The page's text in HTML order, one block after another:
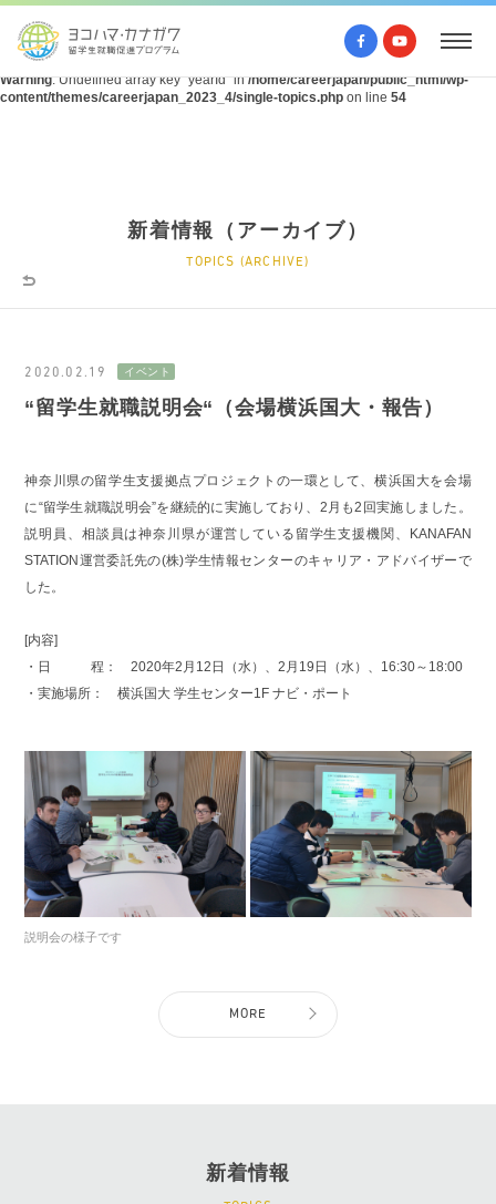
Warning: Undefined array key "query" in
/home/careerjapan/public_html/wp-
content/themes/careerjapan_2023_4/single-topics.php on line 53
Warning: Undefined array key "yearId" in/home/careerjapan/public_html/wp-
content/themes/careerjapan_2023_4/single-topics.php on line 54
新着情報（アーカイブ）
TOPICS (ARCHIVE)
2020.02.19
“留学生就職説明会“（会場横浜国大・報告）
神奈川県の留学生支援拠点プロジェクトの一環として、横浜国大を会場
に“留学生就職説明会”を継続的に実施しており、2月も2回実施しました。
説明員、相談員は神奈川県が運営している留学生支援機関、KANAFAN
STATION運営委託先の(株)学生情報センターのキャリア・アドバイザーで
した。
[内容]
・日 程： 2020年2月12日（水）、2月19日（水）、16:30～18:00
・実施場所： 横浜国大 学生センター1F ナビ・ポート
説明会の様子です
MORE
新着情報